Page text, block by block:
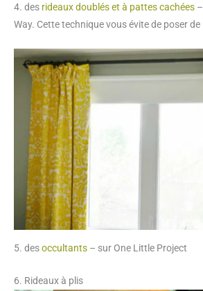
4. des rideaux doublés et à pattes cachées
Way. Cette technique vous évite de poser
5. desoccultants – sur One Little Project
6. Rideaux à plis